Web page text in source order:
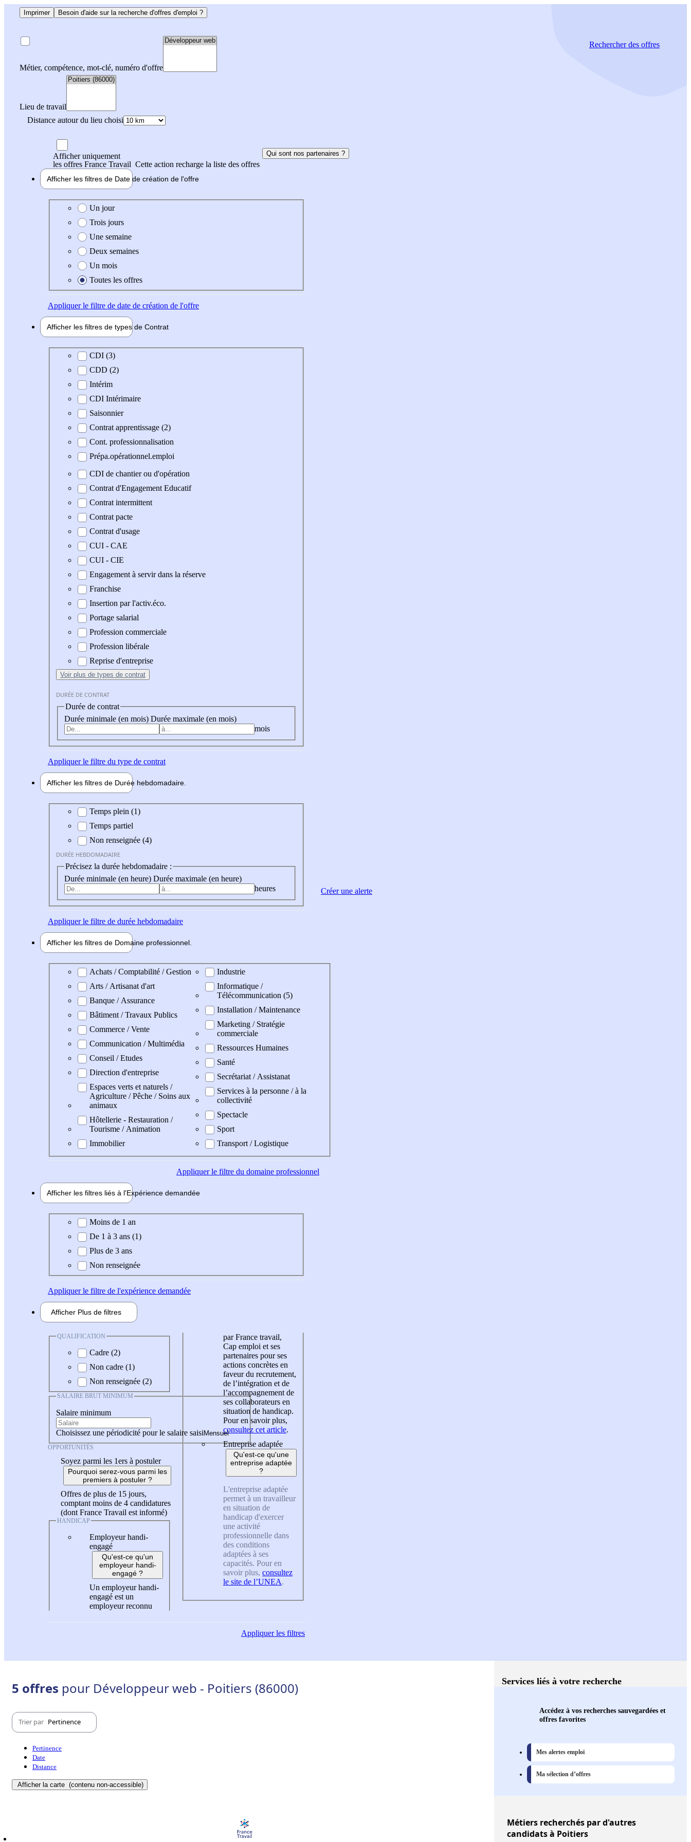
Imprimer Besoin d'aide sur la recherche d'offres d'emploi ?
Métier, compétence, mot-clé, numéro d'offre
Lieu de travail
Distance autour du lieu choisi
Rechercherdes offres
Afficher uniquement
les offres France Travail Cette action recharge la liste des offres
Qui sont nos partenaires ?
Afficher les filtres de Date de création de l'offre
Date de création de l'offre
Un jour
Trois jours
Une semaine
Deux semaines
Un mois
Toutes les offres
Appliquerle filtre de date de création de l'offre
Afficher les filtres de types de Contrat
Type de contrat
CDI (3)
CDD (2)
Intérim
CDI Intérimaire
Saisonnier
Contrat apprentissage (2)
Cont. professionnalisation
Prépa.opérationnel.emploi
CDI de chantier ou d'opération
Contrat d'Engagement Educatif
Contrat intermittent
Contrat pacte
Contrat d'usage
CUI - CAE
CUI - CIE
Engagement à servir dans la réserve
Franchise
Insertion par l'activ.éco.
Portage salarial
Profession commerciale
Profession libérale
Reprise d'entreprise
Voir plus de types de contrat
DURÉE DE CONTRAT
Durée de contrat
Durée minimale (en mois) Durée maximale (en mois)
mois
Appliquerle filtre du type de contrat
Afficher les filtres de Durée hebdomadaire
Durée hebdomadaire
Temps plein (1)
Temps partiel
Non renseignée (4)
DURÉE HEBDOMADAIRE
Précisez la durée hebdomadaire :
Durée minimale (en heure) Durée maximale (en heure)
heures
Appliquerle filtre de durée hebdomadaire
Afficher les filtres de Domaine professionnel
Domaine professionel
Achats / Comptabilité / Gestion
Arts / Artisanat d'art
Banque / Assurance
Bâtiment / Travaux Publics
Commerce / Vente
Communication / Multimédia
Conseil / Etudes
Direction d'entreprise
Espaces verts et naturels /
Agriculture / Pêche / Soins aux
animaux
Hôtellerie - Restauration /
Tourisme / Animation
Immobilier
Industrie
Informatique /
Télécommunication (5)
Installation / Maintenance
Marketing / Stratégie
commerciale
Ressources Humaines
Santé
Secrétariat / Assistanat
Services à la personne / à la
collectivité
Spectacle
Sport
Transport / Logistique
Appliquerle filtre du domaine professionnel
Afficher les filtres liés à l'Expérience demandée
Expérience demandée
Moins de 1 an
De 1 à 3 ans (1)
Plus de 3 ans
Non renseignée
Appliquerle filtre de l'expérience demandée
Afficher Plus de filtres
QUALIFICATION
Cadre (2)
Non cadre (1)
Non renseignée (2)
SALAIRE BRUT MINIMUM
Salaire minimum
Choisissez une périodicité pour le salaire saisi
OPPORTUNITÉS
Soyez parmi les 1ers à postuler
Pourquoi serez-vous parmi les
premiers à postuler ?
Offres de plus de 15 jours,
comptant moins de 4 candidatures
(dont France Travail est informé)
HANDICAP
Employeur handi-
engagé
Qu'est-ce qu'un
employeur handi-
engagé ?
Un employeur handi-
engagé est un
employeur reconnu
par France travail,
Cap emploi et ses
partenaires pour ses
actions concrètes en
faveur du recrutement,
de l’intégration et de
l’accompagnement de
ses collaborateurs en
situation de handicap.
Pour en savoir plus,
consultez cet article.
Entreprise adaptée
Qu'est-ce qu'une
entreprise adaptée
?
L'entreprise adaptée
permet à un travailleur
en situation de
handicap d'exercer
une activité
professionnelle dans
des conditions
adaptées à ses
capacités. Pour en
savoir plus, consultez
le site de l’UNEA.
Appliquerles filtres
Créer une alerte
5 offres pour Développeur web - Poitiers (86000)
Trier par Pertinence
Pertinence
Date
Distance
Afficher la carte (contenu non-accessible)
Services liés à votre recherche
Accédez à vos recherches sauvegardées et
offres favorites
Mes alertes emploi
Ma sélection d’offres
Métiers recherchés par d'autres
candidats à Poitiers